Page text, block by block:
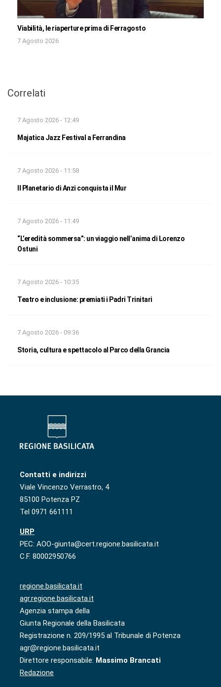
Viabilità, le riaperture prima di Ferragosto
7 Agosto 2026
Correlati
7 Agosto 2026 - 12:49
Majatica Jazz Festival a Ferrandina
7 Agosto 2026 - 11:58
Il Planetario di Anzi conquista il Mur
7 Agosto 2026 - 11:49
“L’eredità sommersa”: un viaggio nell’anima di Lorenzo
Ostuni
7 Agosto 2026 - 10:35
Teatro e inclusione: premiati i Padri Trinitari
7 Agosto 2026 - 09:36
Storia, cultura e spettacolo al Parco della Grancia
Contatti e indirizzi
Viale Vincenzo Verrastro, 4
85100 Potenza PZ
Tel 0971 661111
URP
PEC: AOO-giunta@cert.regione.basilicata.it
C.F. 80002950766
regione.basilicata.it
agr.regione.basilicata.it
Agenzia stampa della
Giunta Regionale della Basilicata
Registrazione n. 209/1995 al Tribunale di Potenza
agr@regione.basilicata.it
Direttore responsabile: Massimo Brancati
Redazione